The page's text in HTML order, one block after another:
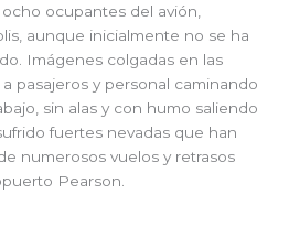
ocupantes del avión,
aunque inicialmente no se ha
Imágenes colgadas en las
pasajeros y personal caminando
sin alas y con humo saliendo
fuertes nevadas que han
numerosos vuelos y retrasos
Pearson.